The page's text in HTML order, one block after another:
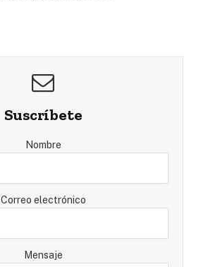
Suscríbete
Nombre
Correo electrónico
Mensaje